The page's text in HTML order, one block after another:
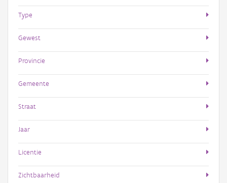
Type
Gewest
Provincie
Gemeente
Straat
Jaar
Licentie
Zichtbaarheid